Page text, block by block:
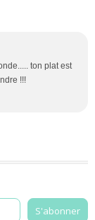
ton plat est
!!!